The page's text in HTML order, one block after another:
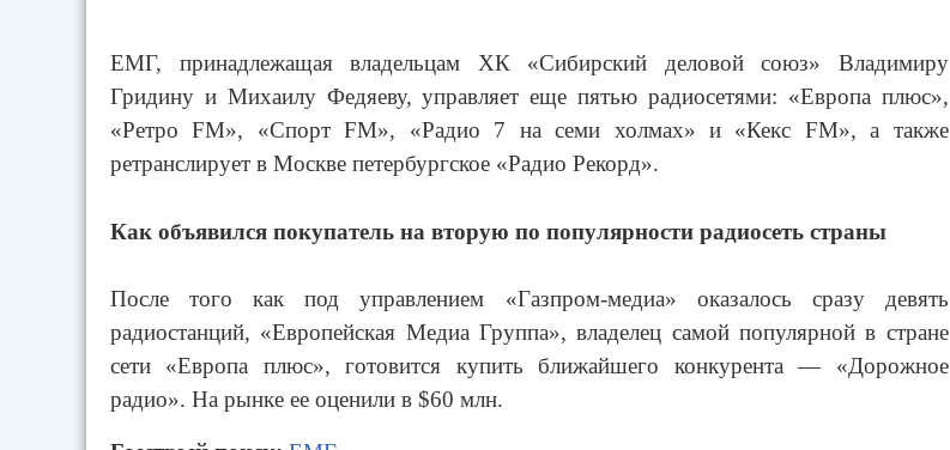
ЕМГ, принадлежащая владельцам ХК «Сибирский деловой союз» Владимиру
Гридину и Михаилу Федяеву, управляет еще пятью радиосетями: «Европа плюс»,
«Ретро FM», «Спорт FM», «Радио 7 на семи холмах» и «Кекс FM», а также
ретранслирует в Москве петербургское «Радио Рекорд».
Как объявился покупатель на вторую по популярности радиосеть страны
После того как под управлением «Газпром-медиа» оказалось сразу девять
радиостанций, «Европейская Медиа Группа», владелец самой популярной в стране
сети «Европа плюс», готовится купить ближайшего конкурента — «Дорожное
радио». На рынке ее оценили в $60 млн.